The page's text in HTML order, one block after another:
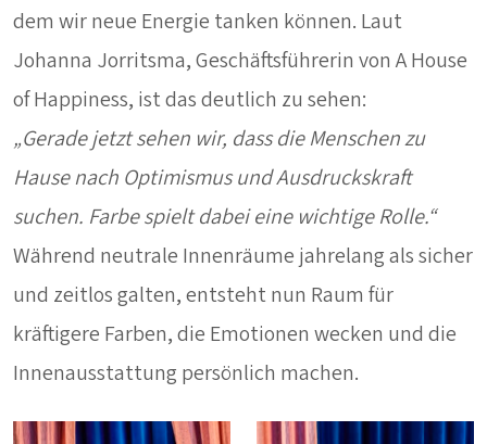
dem wir neue Energie tanken können. Laut
Johanna Jorritsma, Geschäftsführerin von A House
of Happiness, ist das deutlich zu sehen:
„Gerade jetzt sehen wir, dass die Menschen zu
Hause nach Optimismus und Ausdruckskraft
suchen. Farbe spielt dabei eine wichtige Rolle.“
Während neutrale Innenräume jahrelang als sicher
und zeitlos galten, entsteht nun Raum für
kräftigere Farben, die Emotionen wecken und die
Innenausstattung persönlich machen.